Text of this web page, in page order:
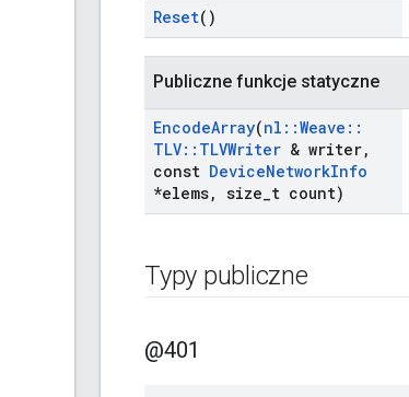
Reset()
Publiczne funkcje statyczne
EncodeArray(nl ::Weave ::
TLV:: TLVWriter & writer,
const DeviceNetworkInfo
*elems, size t count)
Typy publiczne
@401